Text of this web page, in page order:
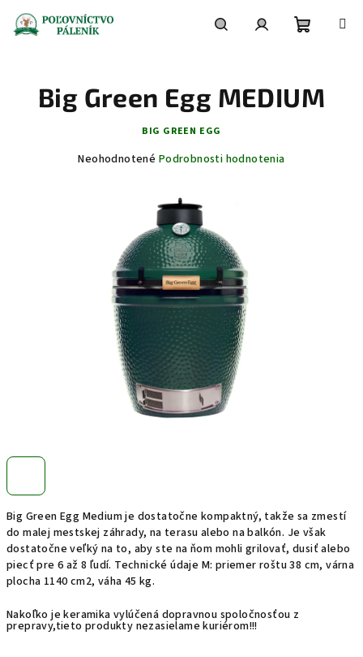
obsah
košík
Big Green Egg Medium je dostatočne kompaktný, takže sa zmestí
do malej mestskej záhrady, na terasu alebo na balkón. Je však
dostatočne veľký na to, aby ste na ňom mohli grilovať, dusiť alebo
piecť pre 6 až 8 ľudí. Technické údaje M: priemer roštu 38 cm, várna
plocha 1140 cm2, váha 45 kg.
Nakoľko je keramika vylúčená dopravnou spoločnosťou z
prepravy,tieto produkty nezasielame kuriérom!!!
Big Green Egg MEDIUM
BIG GREEN EGG
Priemerné
hviezdičiek.
Neohodnotené Podrobnosti hodnotenia